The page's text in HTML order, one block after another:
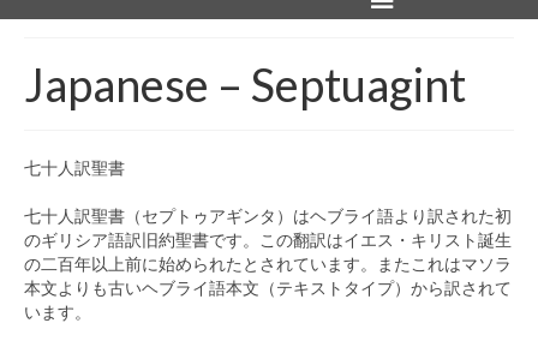
Japanese – Septuagint
七十人訳聖書
七十人訳聖書（セプトゥアギンタ）はヘブライ語より訳された初
のギリシア語訳旧約聖書です。この翻訳はイエス・キリスト誕生
の二百年以上前に始められたとされています。またこれはマソラ
本文よりも古いヘブライ語本文（テキストタイプ）から訳されて
います。